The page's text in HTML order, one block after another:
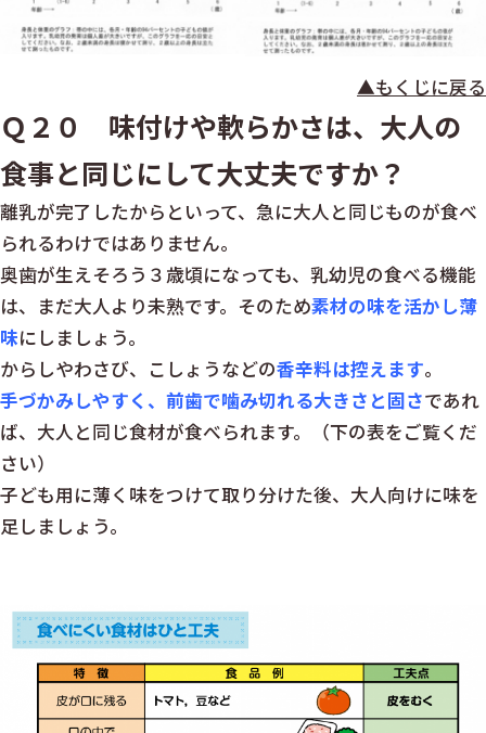
▲もくじに戻る
Ｑ２０ 味付けや軟らかさは、大人の
食事と同じにして大丈夫ですか？
離乳が完了したからといって、急に大人と同じものが食べ
られるわけではありません。
奥歯が生えそろう３歳頃になっても、乳幼児の食べる機能
は、まだ大人より未熟です。そのため素材の味を活かし薄
味にしましょう。
からしやわさび、こしょうなどの香辛料は控えます。
手づかみしやすく、前歯で噛み切れる大きさと固さであれ
ば、大人と同じ食材が食べられます。（下の表をご覧くだ
さい）
子ども用に薄く味をつけて取り分けた後、大人向けに味を
足しましょう。